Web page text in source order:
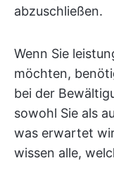
abzuschließen.
Wenn Sie
möchten,
bei der
sowohl Sie als
was erwartet
wissen alle,